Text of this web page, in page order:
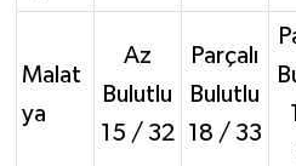
Malat
ya
Az
Bulutlu
15 / 32
Parçalı
Bulutlu
18 / 33